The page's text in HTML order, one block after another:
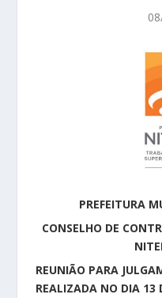
PREFEITURA
CONSELHO DE
REUNIÃO PARA
REALIZADA NO DIA 13